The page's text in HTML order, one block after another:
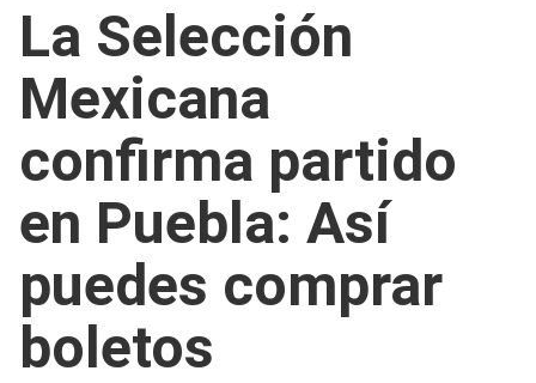
La Selección
Mexicana
confirma partido
en Puebla: Así
puedes comprar
boletos